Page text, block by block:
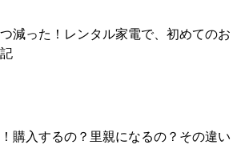
減った！レンタル家電で、初めてのお
購入するの？里親になるの？その違い